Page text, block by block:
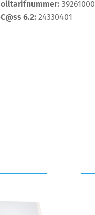
39261000
6.2: 24330401